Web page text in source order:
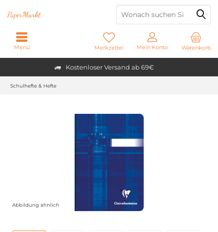
Kostenloser Versand ab 69€
PaperMarkt
Warenkorb
Merkzettel Mein Konto
Menü
Schulhefte & Hefte
Abbildung ähnlich